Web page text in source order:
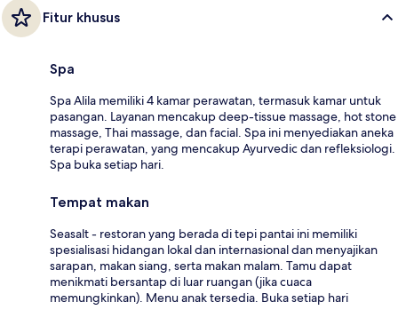
Fitur khusus
Spa
Spa Alila memiliki 4 kamar perawatan, termasuk kamar untuk
pasangan. Layanan mencakup deep-tissue massage, hot stone
massage, Thai massage, dan facial. Spa ini menyediakan aneka
terapi perawatan, yang mencakup Ayurvedic dan refleksiologi.
Spa buka setiap hari.
Tempat makan
Seasalt - restoran yang berada di tepi pantai ini memiliki
spesialisasi hidangan lokal dan internasional dan menyajikan
sarapan, makan siang, serta makan malam. Tamu dapat
menikmati bersantap di luar ruangan (jika cuaca
memungkinkan). Menu anak tersedia. Buka setiap hari